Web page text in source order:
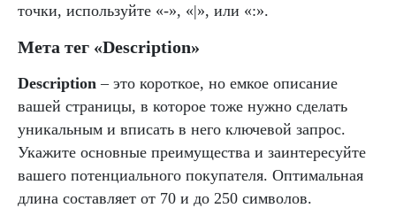
точки, используйте «-», «|», или «:».
Мета тег «Description»
Description – это короткое, но емкое описание
вашей страницы, в которое тоже нужно сделать
уникальным и вписать в него ключевой запрос.
Укажите основные преимущества и заинтересуйте
вашего потенциального покупателя. Оптимальная
длина составляет от 70 и до 250 символов.